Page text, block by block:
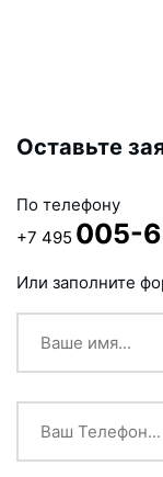
Оставьте
По телефону
+7 495 005-
Или заполните